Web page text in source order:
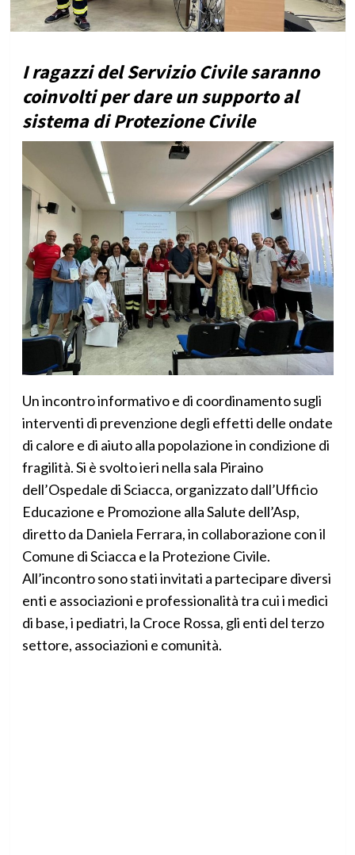
I ragazzi del Servizio Civile saranno
coinvolti per dare un supporto al
sistema di Protezione Civile
Un incontro informativo e di coordinamento sugli
interventi di prevenzione degli effetti delle ondate
di calore e di aiuto alla popolazione in condizione di
fragilità. Si è svolto ieri nella sala Piraino
dell’Ospedale di Sciacca, organizzato dall’Ufficio
Educazione e Promozione alla Salute dell’Asp,
diretto da Daniela Ferrara, in collaborazione con il
Comune di Sciacca e la Protezione Civile.
All’incontro sono stati invitati a partecipare diversi
enti e associazioni e professionalità tra cui i medici
di base, i pediatri, la Croce Rossa, gli enti del terzo
settore, associazioni e comunità.